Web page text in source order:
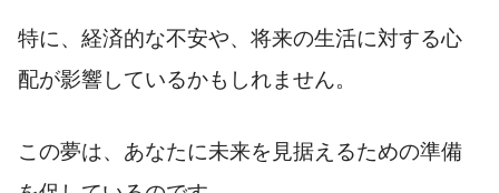
特に、経済的な不安や、将来の生活に対する心
配が影響しているかもしれません。
この夢は、あなたに未来を見据えるための準備